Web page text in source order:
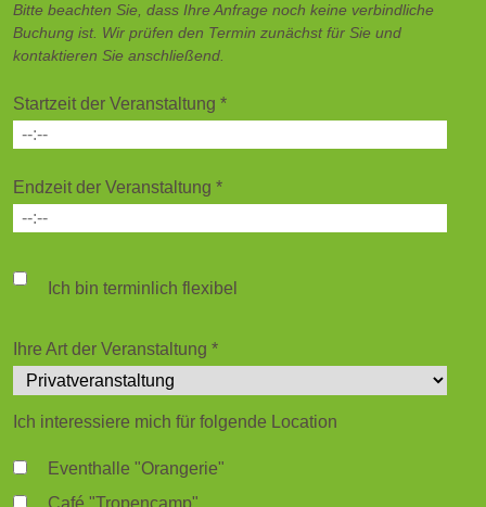
Bitte beachten Sie, dass Ihre Anfrage noch keine verbindliche
Buchung ist. Wir prüfen den Termin zunächst für Sie und
kontaktieren Sie anschließend.
Startzeit der Veranstaltung *
Endzeit der Veranstaltung *
Ich bin terminlich flexibel
Ihre Art der Veranstaltung *
Ich interessiere mich für folgende Location
Eventhalle "Orangerie"